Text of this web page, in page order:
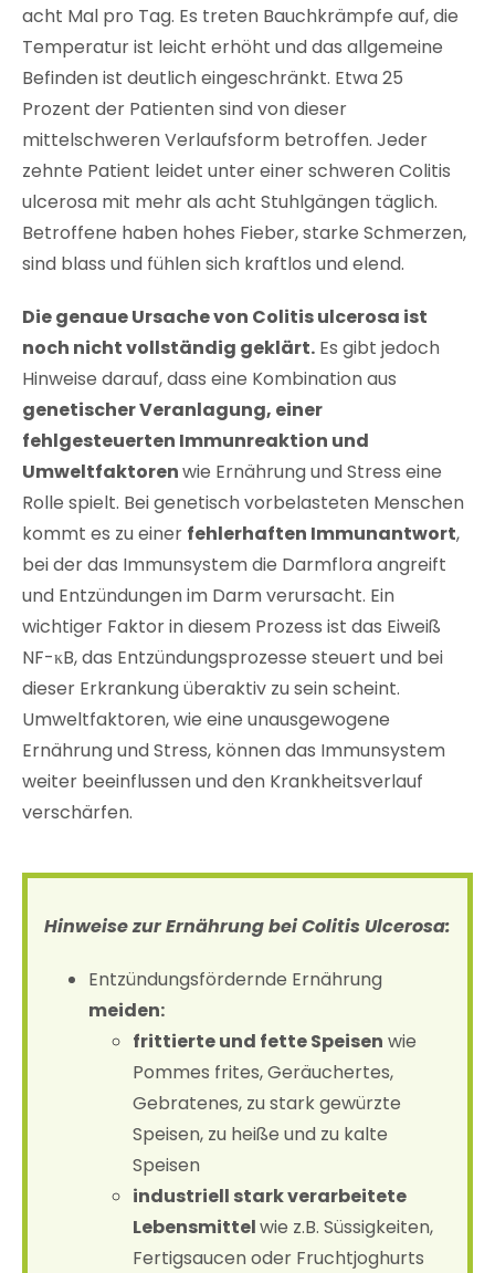
acht Mal pro Tag. Es treten Bauchkrämpfe auf, die
Temperatur ist leicht erhöht und das allgemeine
Befinden ist deutlich eingeschränkt. Etwa 25
Prozent der Patienten sind von dieser
mittelschweren Verlaufsform betroffen. Jeder
zehnte Patient leidet unter einer schweren Colitis
ulcerosa mit mehr als acht Stuhlgängen täglich.
Betroffene haben hohes Fieber, starke Schmerzen,
sind blass und fühlen sich kraftlos und elend.
Die genaue Ursache von Colitis ulcerosa ist
noch nicht vollständig geklärt.Es gibt jedoch
Hinweise darauf, dass eine Kombination aus
genetischer Veranlagung, einer
fehlgesteuerten Immunreaktion und
Umweltfaktorenwie Ernährung und Stress eine
Rolle spielt. Bei genetisch vorbelasteten Menschen
kommt es zu einer fehlerhaften Immunantwort,
bei der das Immunsystem die Darmflora angreift
und Entzündungen im Darm verursacht. Ein
wichtiger Faktor in diesem Prozess ist das Eiweiß
NF-κB, das Entzündungsprozesse steuert und bei
dieser Erkrankung überaktiv zu sein scheint.
Umweltfaktoren, wie eine unausgewogene
Ernährung und Stress, können das Immunsystem
weiter beeinflussen und den Krankheitsverlauf
verschärfen.
Hinweise zur Ernährung bei Colitis Ulcerosa:
Entzündungsfördernde Ernährung
meiden:
frittierte und fette Speisen wie
Pommes frites, Geräuchertes,
Gebratenes, zu stark gewürzte
Speisen, zu heiße und zu kalte
Speisen
industriell stark verarbeitete
Lebensmittelwie z.B. Süssigkeiten,
Fertigsaucen oder Fruchtjoghurts